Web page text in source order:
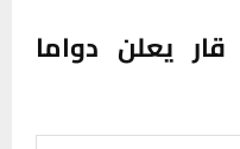
يعلن دواما